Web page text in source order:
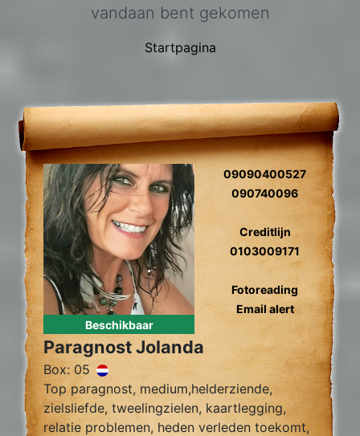
vandaan bent gekomen
Startpagina
Beschikbaar
09090400527
090740096
Creditlijn
0103009171
Fotoreading
Email alert
Paragnost Jolanda
Box: 05
Top paragnost, medium,helderziende,
zielsliefde, tweelingzielen, kaartlegging,
relatie problemen, heden verleden toekomt,